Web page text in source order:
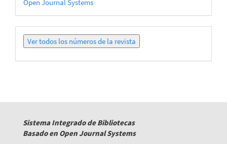
por
Open Journal Systems
Ver
todos
Sistema Integrado de Bibliotecas
Basado en Open Journal Systems